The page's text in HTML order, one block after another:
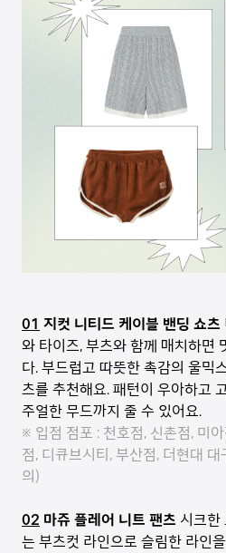
01 지컷 니티드 케이블 밴딩 쇼츠
와 타이즈, 부츠와 함께 매치하면
다. 부드럽고 따뜻한 촉감의 울믹
츠를 추천해요. 패턴이 우아하고
주얼한 무드까지 줄 수 있어요.
※ 입점 점포 : 천호점, 신촌점, 미
점, 디큐브시티, 부산점, 더현대
의)
02 마쥬 플레어 니트 팬츠 시크한
는 부츠컷 라인으로 슬림한 라인